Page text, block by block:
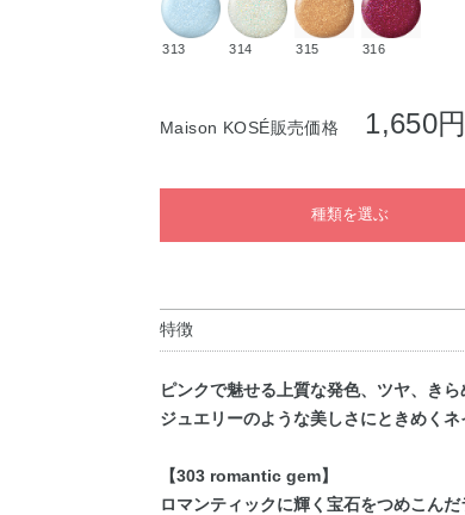
313 314 315 316
Maison KOSÉ販売価格 1,650円
種類を選ぶ
特徴
ピンクで魅せる上質な発色、ツヤ、きら
ジュエリーのような美しさにときめくネ
【303 romantic gem】
ロマンティックに輝く宝石をつめこんだ